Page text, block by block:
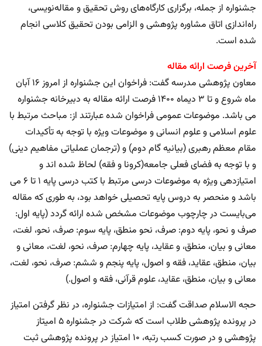
جشنواره از جمله، برگزاری کارگاه‌های روش تحقیق و مقاله‌نویسی،
راه‌اندازی اتاق مشاوره پژوهشی و الزامی بودن تحقیق کلاسی انجام
شده است.
آخرین فرصت ارائه مقاله
معاون پژوهشی مدرسه گفت: فراخوان این جشنواره از امروز ۱۶ آبان
ماه شروع و تا ۳ دیماه ۱۴۰۰ فرصت ارائه مقاله به دبیرخانه جشنواره
می باشد. موضوعات عمومی فراخوان شده عبارتند از: مباحث مرتبط با
علوم اسلامی و علوم انسانی و موضوعات ویژه با توجه به تأکیدات
مقام معظم رهبری (بیانیه گام دوم) و (ترجمان عملیاتی مفاهیم دینی)
و با توجه به فضای فعلی جامعه(کرونا و فقه) لحاظ شده اند و
امتیازدهی ویژه به موضوعات درسی مرتبط با کتب درسی پایه ۱ تا ۶ می
باشد و منحصر به دروس پایه تحصیلی خواهد بود، به طوری که مقاله
می‌بایست در چارچوب موضوعات مشخص شده ارائه گردد (پایه اول:
صرف و نحو، پایه دوم: صرف، نحو منطق، پایه سوم: صرف، نحو، لغت،
معانی و بیان، منطق، و عقاید، پایه چهارم: صرف، نحو، لغت، معانی و
بیان، منطق، عقاید، فقه و اصول، پایه پنجم و ششم: صرف، نحو، لغت،
معانی و بیان، منطق، عقاید، علوم قرآنی، فقه و اصول.)
حجه الاسلام صداقت گفت: از امتیازات جشنواره، در نظر گرفتن امتیاز
در پرونده پژوهشی طلاب است که شرکت در جشنواره ۵ امیتاز
پژوهشی و در صورت کسب رتبه، ۱۰ امتیاز در پرونده پژوهشی ثبت